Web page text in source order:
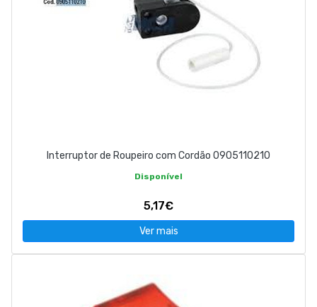
Interruptor de Roupeiro com Cordão 0905110210
Disponível
5,17€
Ver mais